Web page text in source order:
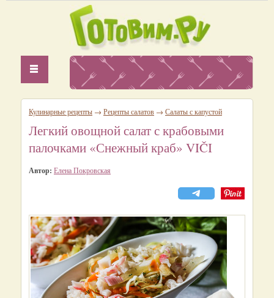
Кулинарные рецепты → Рецепты салатов → Салаты с капустой
Легкий овощной салат с крабовыми
палочками «Снежный краб» VIČI
Автор: Елена Покровская